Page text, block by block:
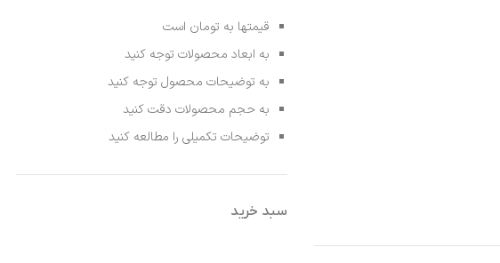
قیمتها به تومان است
به ابعاد محصولات توجه کنید
به توضیحات محصول توجه کنید
به حجم محصولات دقت کنید
توضیحات تکمیلی را مطالعه کنید
سبد خرید